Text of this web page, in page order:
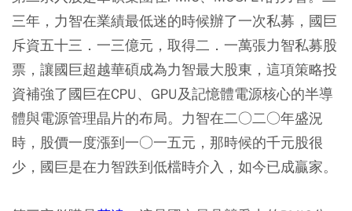
三年，力智在業績最低迷的時候辦了一次私募，國巨
斥資五十三．一三億元，取得二．一萬張力智私募股
票，讓國巨超越華碩成為力智最大股東，這項策略投
資補強了國巨在CPU、GPU及記憶體電源核心的半導
體與電源管理晶片的布局。力智在二○二○年盛況
時，股價一度漲到一○一五元，那時候的千元股很
少，國巨是在力智跌到低檔時介入，如今已成贏家。